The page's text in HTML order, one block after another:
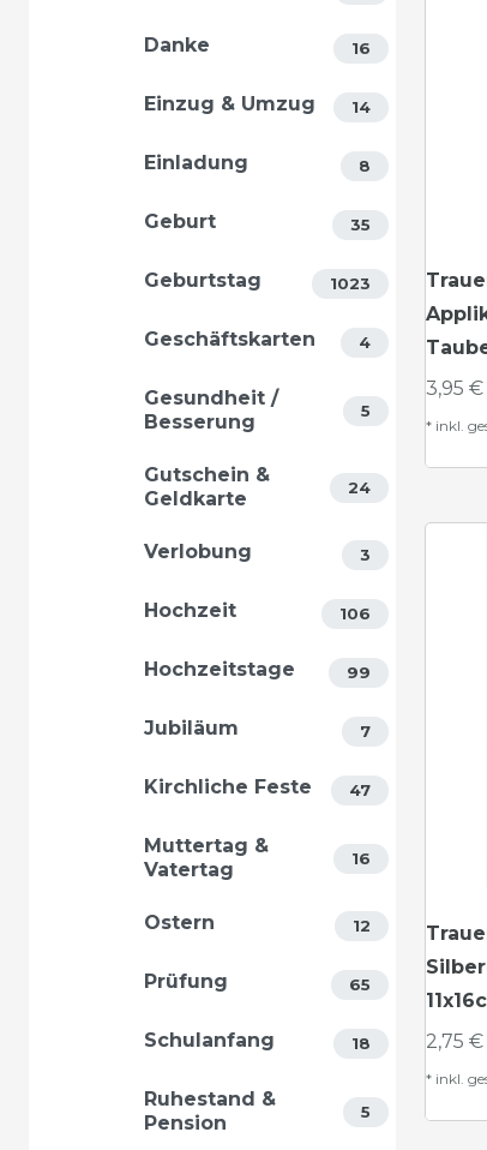
Danke 16
Einzug & Umzug 14
Einladung 8
Geburt 35
Geburtstag 1023
Geschäftskarten 4
Gesundheit /
Besserung
5
Gutschein &
Geldkarte
24
Verlobung 3
Hochzeit 106
Hochzeitstage 99
Jubiläum 7
Kirchliche Feste 47
Muttertag &
Vatertag
16
Ostern 12
Prüfung 65
Schulanfang 18
Ruhestand &
Pension
5
3,95 €
* inkl.
2,75 €
* inkl.